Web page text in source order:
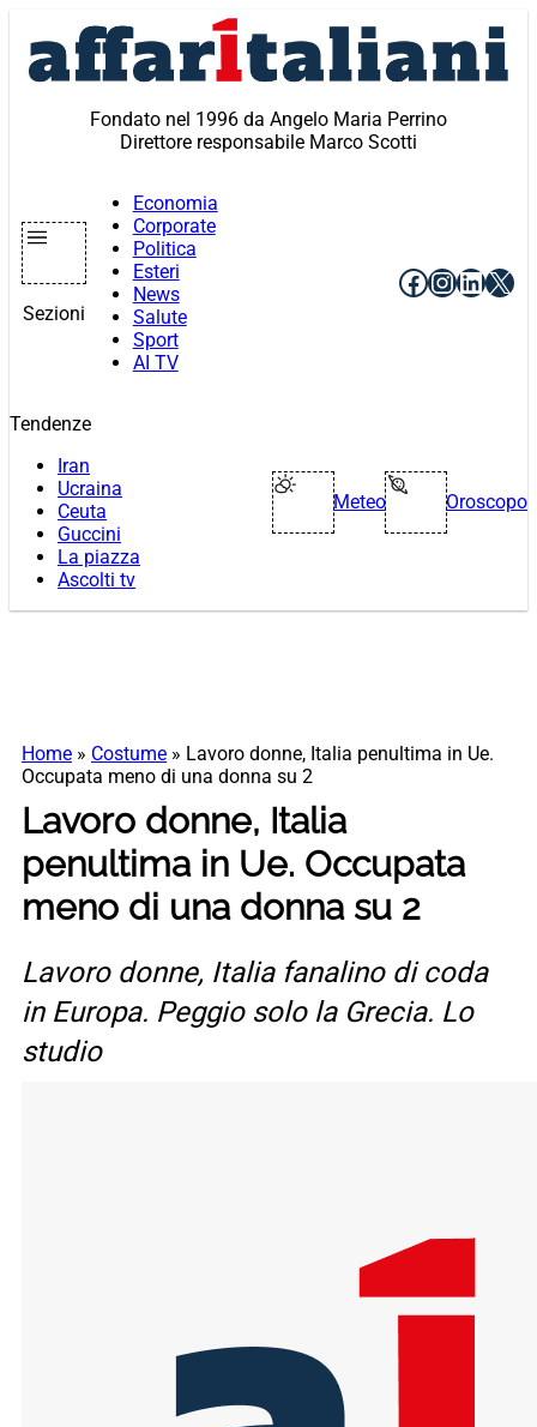
contenuto
Fondato nel 1996 da Angelo Maria Perrino
Direttore responsabile Marco Scotti
Sezioni
Economia
Corporate
Politica
Esteri
News
Salute
Sport
AI TV
Facebook
X
Tendenze
Iran
Ucraina
Ceuta
Guccini
La piazza
Ascolti tv
Meteo Oroscopo
Home » Costume » Lavoro donne, Italia penultima in Ue.
Occupata meno di una donna su 2
Lavoro donne, Italia
penultima in Ue. Occupata
meno di una donna su 2
Lavoro donne, Italia fanalino di coda
in Europa. Peggio solo la Grecia. Lo
studio